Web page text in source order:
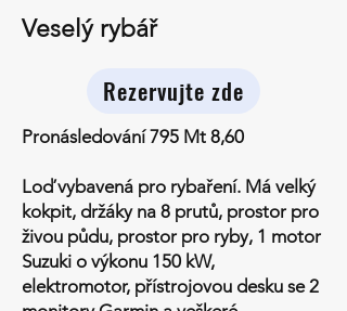
Veselý rybář
Rezervujte zde
Pronásledování 795 Mt 8,60
Loď vybavená pro rybaření. Má velký
kokpit, držáky na 8 prutů, prostor pro
živou půdu, prostor pro ryby, 1 motor
Suzuki o výkonu 150 kW,
elektromotor, přístrojovou desku se 2